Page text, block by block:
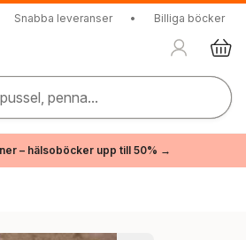
Snabba leveranser • Billiga böcker
penna...
– hälsoböcker upp till 50% →